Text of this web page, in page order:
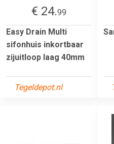
€ 24.99
Easy Drain Multi
sifonhuis inkortbaar
zijuitloop laag 40mm
Tegeldepot.nl